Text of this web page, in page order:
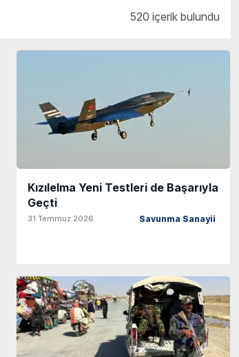
520 içerik bulundu
Kızılelma Yeni Testleri de Başarıyla
Geçti
31 Temmuz 2026 Savunma Sanayii